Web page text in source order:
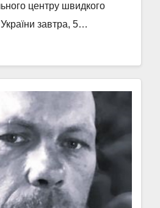
центру швидкого
завтра, 5…